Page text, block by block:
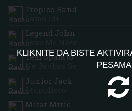
KLIKNITE DA BISTE
PESAMA
Tropico Band
Samo Idi
Legend John
Love Me Now
Tedi Spalato
Ne Javljas Se
Junior Jack
Stupidisco
Mitar Miric